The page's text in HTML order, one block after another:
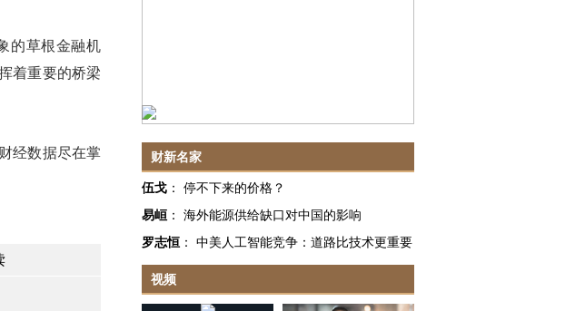
的草根金融机
着重要的桥梁
经数据尽在掌
财新名家
伍戈 ： 停不下来的价格？
易峘 ： 海外能源供给缺口对中国的影响
罗志恒 ： 中美人工智能竞争：道路比技术更重要
视频